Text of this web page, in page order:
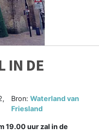
IN DE
Bron:Waterland van
Friesland
19.00 uur zal in de